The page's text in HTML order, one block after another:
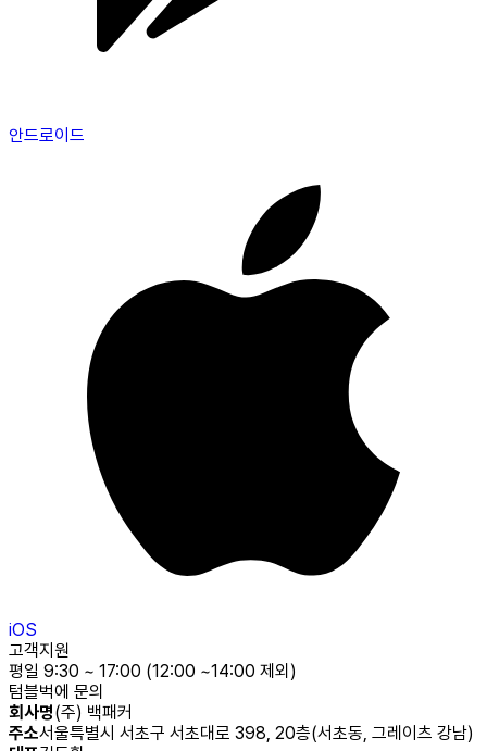
안드로이드
iOS
고객지원
평일 9:30 ~ 17:00 (12:00 ~14:00 제외)
텀블벅에 문의
회사명(주) 백패커
주소서울특별시 서초구 서초대로 398, 20층(서초동, 그레이츠 강남)